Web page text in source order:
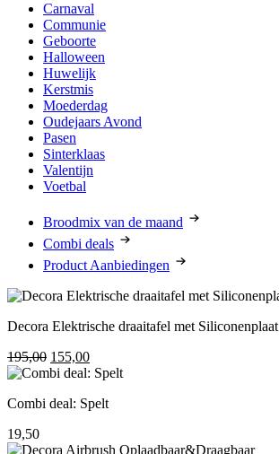
Carnaval
Communie
Geboorte
Halloween
Huwelijk
Kerstmis
Moederdag
Oudejaars Avond
Pasen
Sinterklaas
Valentijn
Voetbal
Broodmix van de maand
Combi deals
Product Aanbiedingen
Decora Elektrische draaitafel met Siliconenplaat
195,00 Oorspronkelijke
prijs
195,00.
155,00Huidige
prijs
155,00.
Combi deal: Spelt
19,50